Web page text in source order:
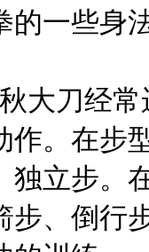
的一些身
大刀经
作。在步
独立步。
步、倒行